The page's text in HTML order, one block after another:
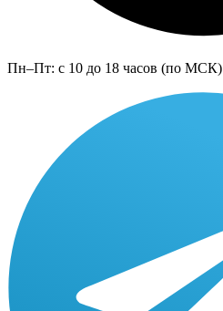
Пн–Пт: с 10 до 18 часов (по МСК)